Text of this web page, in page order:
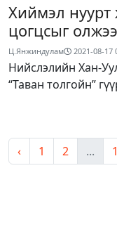
Хиймэл нуурт
цогцсыг олжээ
Ц.Янжиндулам 2021-08-17
Нийслэлийн Хан-
“Таван толгойн”
‹ 1 2 ...